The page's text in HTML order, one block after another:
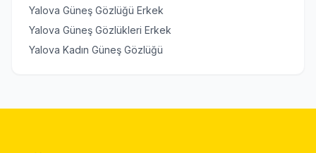
Yalova Güneş Gözlüğü Erkek
Yalova Güneş Gözlükleri Erkek
Yalova Kadın Güneş Gözlüğü